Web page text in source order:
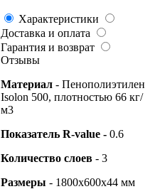
Характеристики
Доставка и оплата
Гарантия и возврат
Отзывы
Материал - Пенополиэтилен
Isolon 500, плотностью 66 кг/
м3
Показатель R-value - 0.6
Количество слоев - 3
Размеры - 1800х600х44 мм